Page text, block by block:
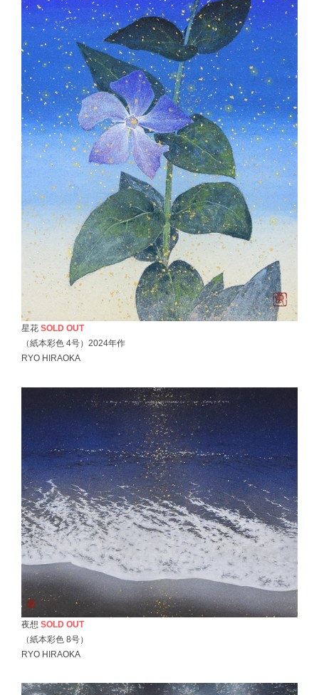
星花 SOLD OUT
（紙本彩色 4号）2024年作
RYO HIRAOKA
夜想 SOLD OUT
（紙本彩色 8号）
RYO HIRAOKA